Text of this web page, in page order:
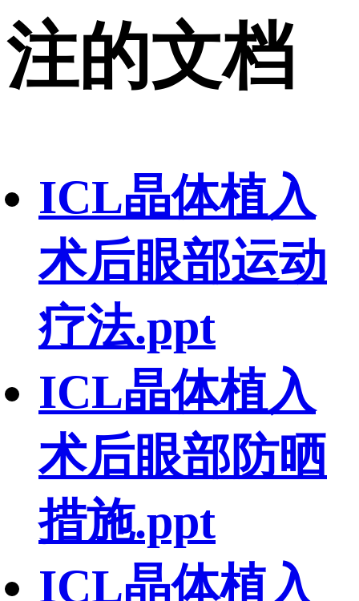
注的文档
ICL晶体植入
术后眼部运动
疗法.ppt
ICL晶体植入
术后眼部防晒
措施.ppt
ICL晶体植入